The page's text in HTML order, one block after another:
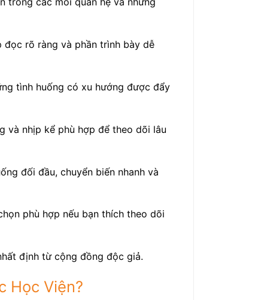
đọc rõ ràng và phần trình bày dễ
tình huống có xu hướng được đẩy
và nhịp kể phù hợp để theo dõi lâu
đối đầu, chuyển biến nhanh và
phù hợp nếu bạn thích theo dõi
định từ cộng đồng độc giả.
Học Viện?